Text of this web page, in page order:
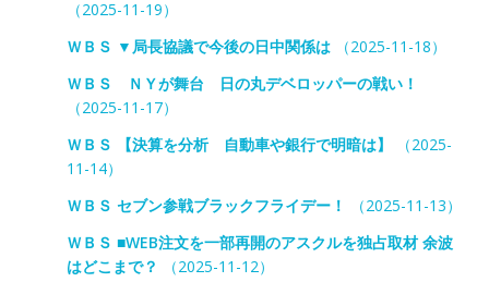
（2025-11-19）
ＷＢＳ ▼局長協議で今後の日中関係は（2025-11-18）
ＷＢＳ ＮＹが舞台 日の丸デベロッパーの戦い！
（2025-11-17）
ＷＢＳ 【決算を分析 自動車や銀行で明暗は】
（2025-
11-14）
ＷＢＳ セブン参戦ブラックフライデー！
（2025-11-13）
ＷＢＳ ■WEB注文を一部再開のアスクルを独占取材 余波
はどこまで？
（2025-11-12）